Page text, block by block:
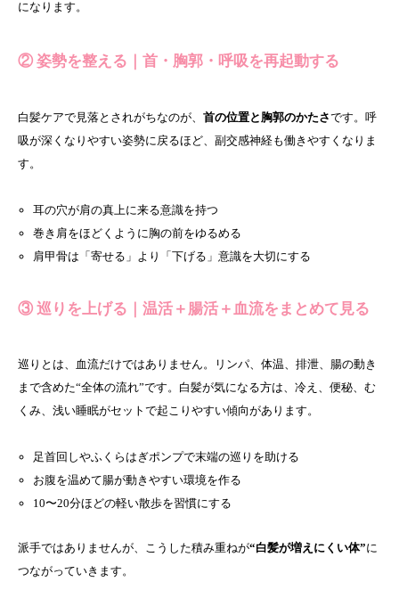
になります。
② 姿勢を整える｜首・胸郭・呼吸を再起動する
白髪ケアで見落とされがちなのが、 首の位置と胸郭のかたさです。呼
吸が深くなりやすい姿勢に戻るほど、副交感神経も働きやすくなりま
す。
耳の穴が肩の真上に来る意識を持つ
巻き肩をほどくように胸の前をゆるめる
肩甲骨は「寄せる」より「下げる」意識を大切にする
③ 巡りを上げる｜温活＋腸活＋血流をまとめて見る
巡りとは、血流だけではありません。リンパ、体温、排泄、腸の動き
まで含めた“全体の流れ”です。白髪が気になる方は、冷え、便秘、む
くみ、浅い睡眠がセットで起こりやすい傾向があります。
足首回しやふくらはぎポンプで末端の巡りを助ける
お腹を温めて腸が動きやすい環境を作る
10〜20分ほどの軽い散歩を習慣にする
派手ではありませんが、こうした積み重ねが“白髪が増えにくい体”に
つながっていきます。